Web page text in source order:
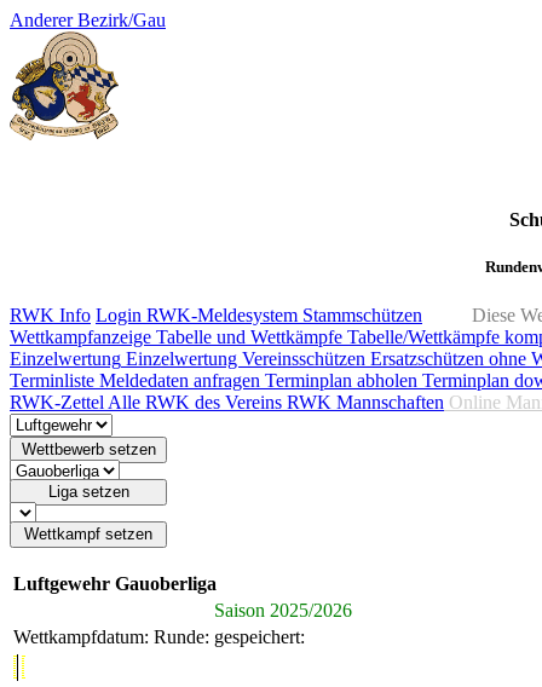
Anderer Bezirk/Gau
Diese
RWK Info Login RWK-Meldesystem Stammschützen
Wettkampfanzeige Tabelle und Wettkämpfe Tabelle/Wettkämpfe
Einzelwertung Einzelwertung Vereinsschützen Ersatzschützen ohne
Terminliste Meldedaten anfragen Terminplan abholen Terminplan
RWK-Zettel Alle RWK des Vereins RWK Mannschaften Online
Luftgewehr Gauoberliga
Saison 2025/2026
Wettkampfdatum: Runde: gespeichert: